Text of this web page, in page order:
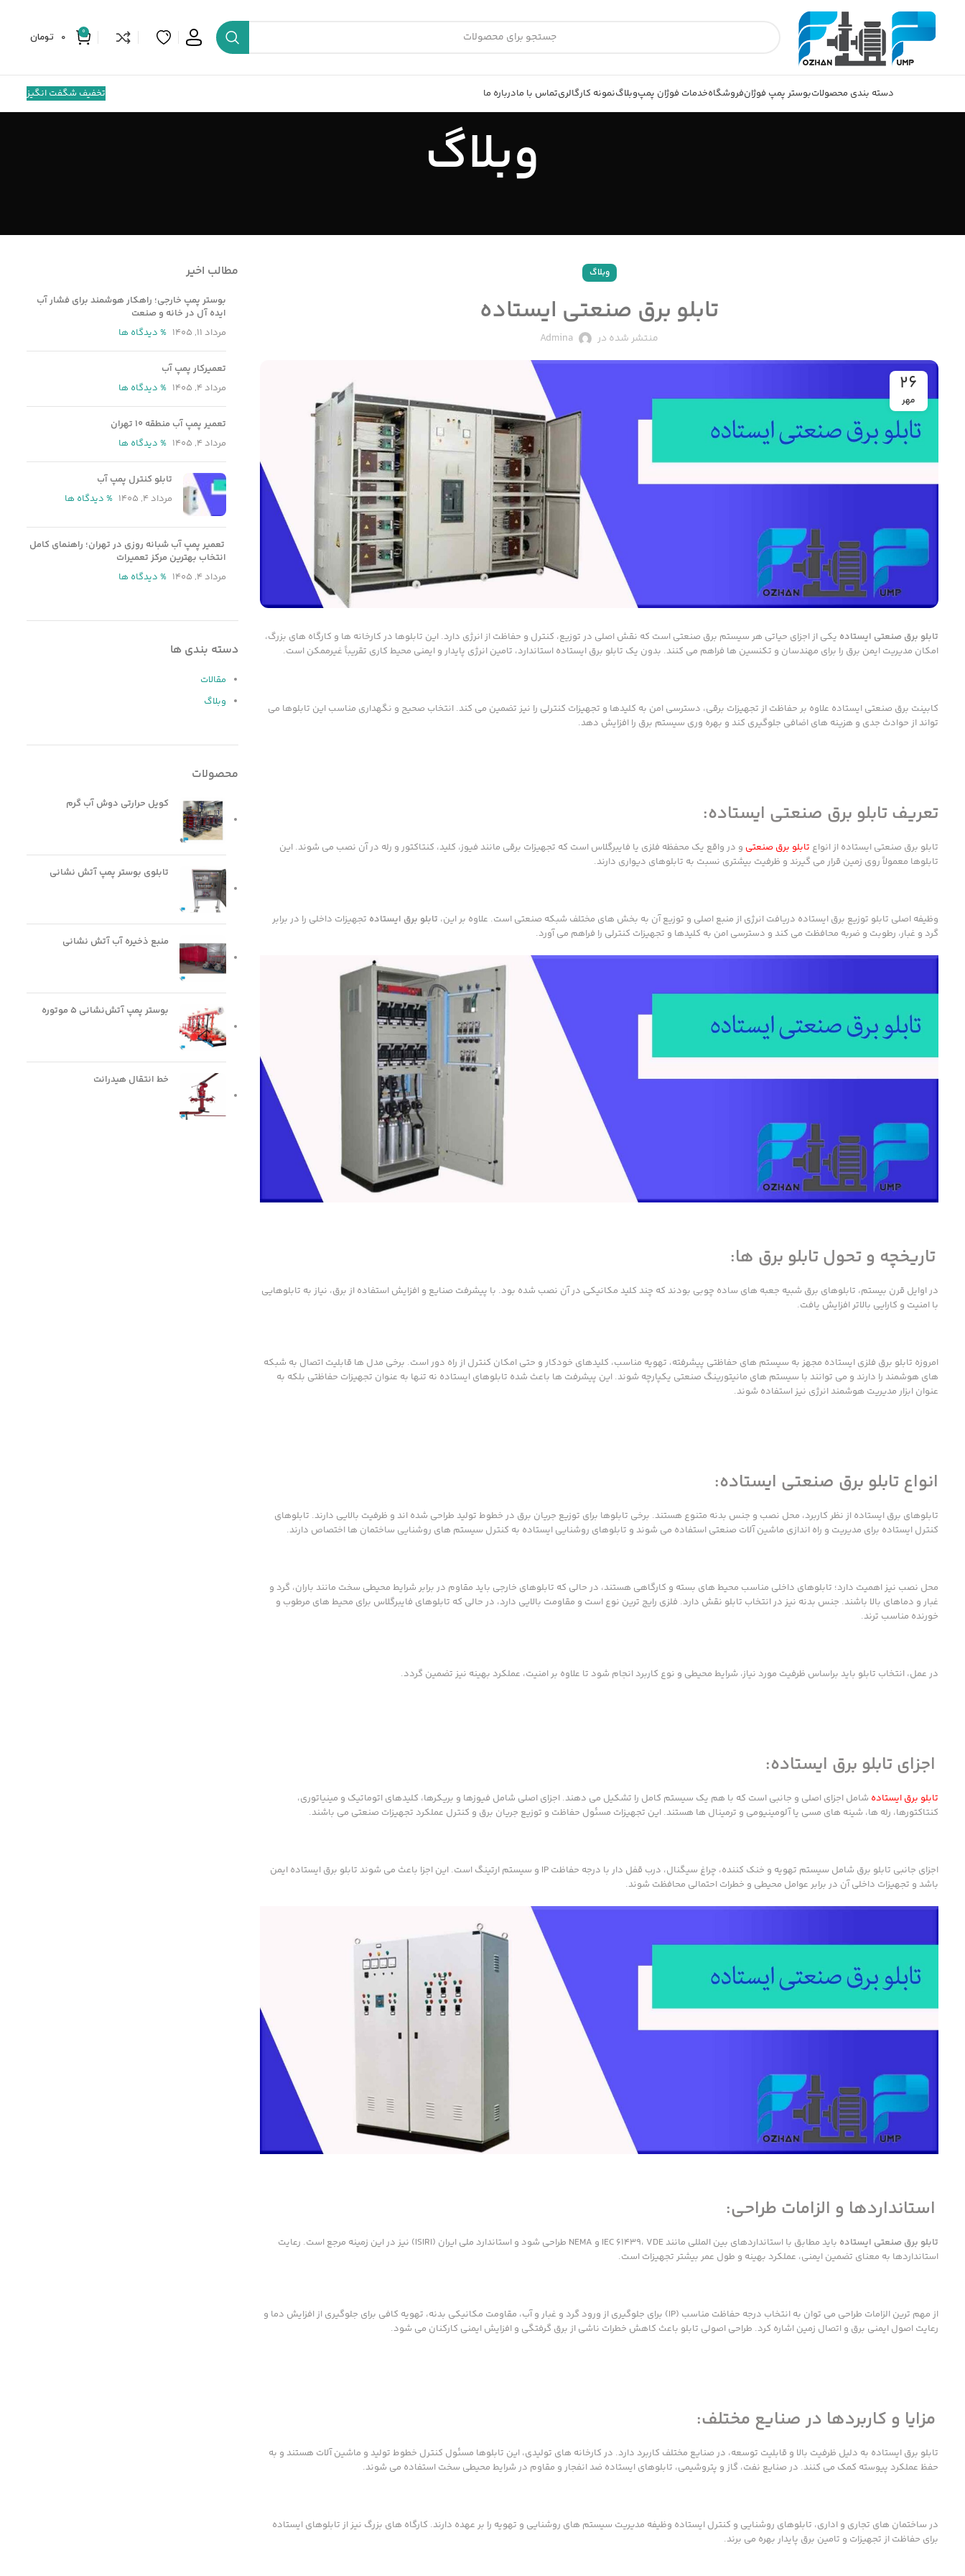
0
0 تومان
دسته بندی محصولاتبوستر پمپ فوژانفروشگاهخدمات فوژان پمپوبلاگنمونه کارگالریتماس با مادرباره ما تخفیف شگفت انگیز
وبلاگ
وبلاگ
تابلو برق صنعتی ایستاده
منتشر شده در Admina
26
مهر
تابلو برق صنعتی ایستاده یکی از اجزای حیاتی هر سیستم برق صنعتی است که نقش اصلی در توزیع، کنترل و حفاظت از انرژی دارد. این تابلوها در کارخانه ها و کارگاه های بزرگ،
امکان مدیریت ایمن برق را برای مهندسان و تکنسین ها فراهم می کنند. بدون یک تابلو برق ایستاده استاندارد، تامین انرژی پایدار و ایمنی محیط کاری تقریباً غیرممکن است.
کابینت برق صنعتی ایستاده علاوه بر حفاظت از تجهیزات برقی، دسترسی امن به کلیدها و تجهیزات کنترلی را نیز تضمین می کند. انتخاب صحیح و نگهداری مناسب این تابلوها می
تواند از حوادث جدی و هزینه های اضافی جلوگیری کند و بهره وری سیستم برق را افزایش دهد.
تعریف تابلو برق صنعتی ایستاده:
تابلو برق صنعتی ایستاده از انواع تابلو برق صنعتی و در واقع یک محفظه فلزی یا فایبرگلاس است که تجهیزات برقی مانند فیوز، کلید، کنتاکتور و رله در آن نصب می شوند. این
تابلوها معمولاً روی زمین قرار می گیرند و ظرفیت بیشتری نسبت به تابلوهای دیواری دارند.
وظیفه اصلی تابلو توزیع برق ایستاده دریافت انرژی از منبع اصلی و توزیع آن به بخش های مختلف شبکه صنعتی است. علاوه بر این، تابلو برق ایستاده تجهیزات داخلی را در برابر
گرد و غبار، رطوبت و ضربه محافظت می کند و دسترسی امن به کلیدها و تجهیزات کنترلی را فراهم می آورد.
تاریخچه و تحول تابلو برق ها:
در اوایل قرن بیستم، تابلوهای برق شبیه جعبه های ساده چوبی بودند که چند کلید مکانیکی در آن نصب شده بود. با پیشرفت صنایع و افزایش استفاده از برق، نیاز به تابلوهایی
با امنیت و کارایی بالاتر افزایش یافت.
امروزه تابلو برق فلزی ایستاده مجهز به سیستم های حفاظتی پیشرفته، تهویه مناسب، کلیدهای خودکار و حتی امکان کنترل از راه دور است. برخی مدل ها قابلیت اتصال به شبکه
های هوشمند را دارند و می توانند با سیستم های مانیتورینگ صنعتی یکپارچه شوند. این پیشرفت ها باعث شده تابلوهای ایستاده نه تنها به عنوان تجهیزات حفاظتی بلکه به
عنوان ابزار مدیریت هوشمند انرژی نیز استفاده شوند.
انواع تابلو برق صنعتی ایستاده:
تابلوهای برق ایستاده از نظر کاربرد، محل نصب و جنس بدنه متنوع هستند. برخی تابلوها برای توزیع جریان برق در خطوط تولید طراحی شده اند و ظرفیت بالایی دارند. تابلوهای
کنترل ایستاده برای مدیریت و راه اندازی ماشین آلات صنعتی استفاده می شوند و تابلوهای روشنایی ایستاده به کنترل سیستم های روشنایی ساختمان ها اختصاص دارند.
محل نصب نیز اهمیت دارد؛ تابلوهای داخلی مناسب محیط های بسته و کارگاهی هستند، در حالی که تابلوهای خارجی باید مقاوم در برابر شرایط محیطی سخت مانند باران، گرد و
غبار و دماهای بالا باشند. جنس بدنه نیز در انتخاب تابلو نقش دارد. فلزی رایج ترین نوع است و مقاومت بالایی دارد، در حالی که تابلوهای فایبرگلاس برای محیط های مرطوب و
خورنده مناسب ترند.
در عمل، انتخاب تابلو باید براساس ظرفیت مورد نیاز، شرایط محیطی و نوع کاربرد انجام شود تا علاوه بر امنیت، عملکرد بهینه نیز تضمین گردد.
اجزای تابلو برق ایستاده:
تابلو برق ایستاده شامل اجزای اصلی و جانبی است که با هم یک سیستم کامل را تشکیل می دهند. اجزای اصلی شامل فیوزها و بریکرها، کلیدهای اتوماتیک و مینیاتوری،
کنتاکتورها، رله ها، شینه های مسی یا آلومینیومی و ترمینال ها هستند. این تجهیزات مسئول حفاظت و توزیع جریان برق و کنترل عملکرد تجهیزات صنعتی می باشند.
اجزای جانبی تابلو برق شامل سیستم تهویه و خنک کننده، چراغ سیگنال، درب قفل دار با درجه حفاظت IP و سیستم ارتینگ است. این اجزا باعث می شوند تابلو برق ایستاده ایمن
باشد و تجهیزات داخلی آن در برابر عوامل محیطی و خطرات احتمالی محافظت شوند.
استانداردها و الزامات طراحی:
تابلو برق صنعتی ایستاده
باید مطابق با استانداردهای بین المللی مانند IEC 61439، VDE و NEMA طراحی شود و استاندارد ملی ایران (ISIRI) نیز در این زمینه مرجع است. رعایت
استانداردها به معنای تضمین ایمنی، عملکرد بهینه و طول عمر بیشتر تجهیزات است.
از مهم ترین الزامات طراحی می توان به انتخاب درجه حفاظت مناسب (IP) برای جلوگیری از ورود گرد و غبار و آب، مقاومت مکانیکی بدنه، تهویه کافی برای جلوگیری از افزایش دما و
رعایت اصول ایمنی برق و اتصال زمین اشاره کرد. طراحی اصولی تابلو باعث کاهش خطرات ناشی از برق گرفتگی و افزایش ایمنی کارکنان می شود.
مزایا و کاربردها در صنایع مختلف:
تابلو برق ایستاده به دلیل ظرفیت بالا و قابلیت توسعه، در صنایع مختلف کاربرد دارد. در کارخانه های تولیدی، این تابلوها مسئول کنترل خطوط تولید و ماشین آلات هستند و به
حفظ عملکرد پیوسته کمک می کنند. در صنایع نفت، گاز و پتروشیمی، تابلوهای ایستاده ضد انفجار و مقاوم در شرایط محیطی سخت استفاده می شوند.
در ساختمان های تجاری و اداری، تابلوهای روشنایی و کنترل ایستاده وظیفه مدیریت سیستم های روشنایی و تهویه را بر عهده دارند. کارگاه های بزرگ نیز از تابلوهای ایستاده
برای حفاظت از تجهیزات و تامین برق پایدار بهره می برند.
مطالب اخیر
بوستر پمپ خارجی؛ راهکار هوشمند برای فشار آب
ایده آل در خانه و صنعت
مرداد 11, 1405
% دیدگاه ها
تعمیرکار پمپ آب
مرداد 4, 1405
% دیدگاه ها
تعمیر پمپ آب منطقه ۱۰ تهران
مرداد 4, 1405
% دیدگاه ها
تابلو کنترل پمپ آب
مرداد 4, 1405
% دیدگاه ها
تعمیر پمپ آب شبانه روزی در تهران؛ راهنمای کامل
انتخاب بهترین مرکز تعمیرات
مرداد 4, 1405
% دیدگاه ها
دسته بندی ها
مقالات
وبلاگ
محصولات
کویل حرارتی دوش آب گرم
تابلوی بوستر پمپ آتش نشانی
منبع ذخیره آب آتش نشانی
بوستر پمپ آتش‌نشانی ۵ موتوره
خط انتقال هیدرانت